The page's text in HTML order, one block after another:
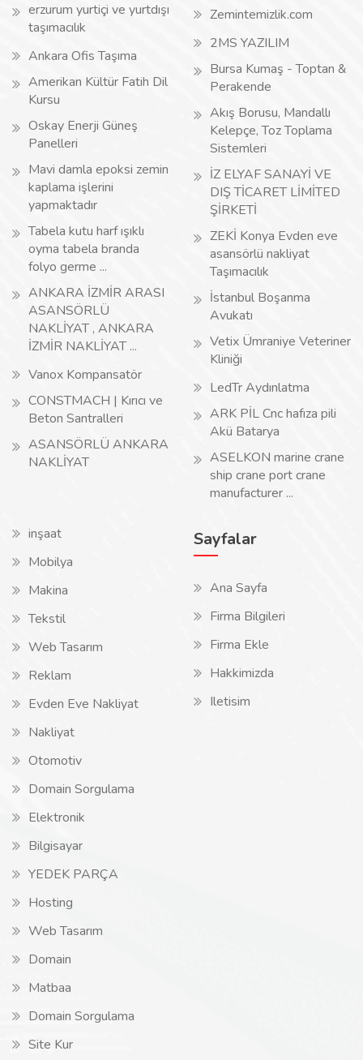
erzurum yurtiçi ve yurtdışı
taşımacılık
Ankara Ofis Taşıma
Amerikan Kültür Fatih Dil
Kursu
Oskay Enerji Güneş
Panelleri
Mavi damla epoksi zemin
kaplama işlerini
yapmaktadır
Tabela kutu harf ışıklı
oyma tabela branda
folyo germe ...
ANKARA İZMİR ARASI
ASANSÖRLÜ
NAKLİYAT , ANKARA
İZMİR NAKLİYAT ...
Vanox Kompansatör
CONSTMACH | Kırıcı ve
Beton Santralleri
ASANSÖRLÜ ANKARA
NAKLİYAT
Zemintemizlik.com
2MS YAZILIM
Bursa Kumaş - Toptan &
Perakende
Akış Borusu, Mandallı
Kelepçe, Toz Toplama
Sistemleri
İZ ELYAF SANAYİ VE
DIŞ TİCARET LİMİTED
ŞİRKETİ
ZEKİ Konya Evden eve
asansörlü nakliyat
Taşımacılık
İstanbul Boşanma
Avukatı
Vetix Ümraniye Veteriner
Kliniği
LedTr Aydınlatma
ARK PİL Cnc hafıza pili
Akü Batarya
ASELKON marine crane
ship crane port crane
manufacturer ...
inşaat
Mobilya
Makina
Tekstil
Web Tasarım
Reklam
Evden Eve Nakliyat
Nakliyat
Otomotiv
Domain Sorgulama
Elektronik
Bilgisayar
YEDEK PARÇA
Hosting
Web Tasarım
Domain
Matbaa
Domain Sorgulama
Site Kur
Sayfalar
Ana Sayfa
Firma Bilgileri
Firma Ekle
Hakkimizda
Iletisim